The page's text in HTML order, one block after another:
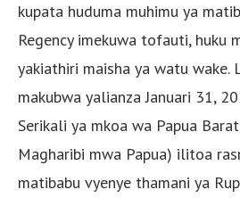
kupata huduma muhimu ya
Regency imekuwa tofauti, huku
yakiathiri maisha ya watu wake.
makubwa yalianza Januari 31,
Serikali ya mkoa wa Papua
Magharibi mwa Papua) ilitoa
matibabu vyenye thamani ya